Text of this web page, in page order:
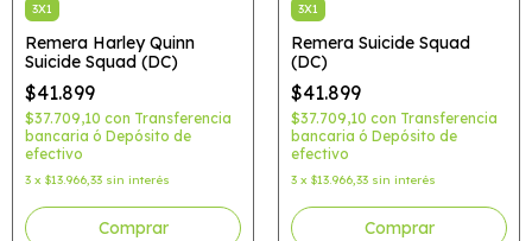
3X1
Remera Harley Quinn
Suicide Squad (DC)
$41.899
$37.709,10 con Transferencia
bancaria ó Depósito de
efectivo
3 x $13.966,33 sin interés
Comprar
3X1
Remera Suicide Squad
(DC)
$41.899
$37.709,10 con Transferencia
bancaria ó Depósito de
efectivo
3 x $13.966,33 sin interés
Comprar